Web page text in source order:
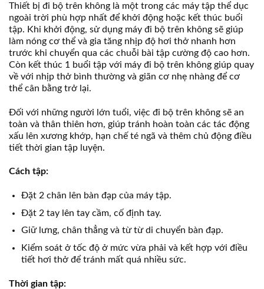
Thiết bị đi bộ trên không là một trong các máy tập thể dục
ngoài trời phù hợp nhất để khởi động hoặc kết thúc buổi
tập. Khi khởi động, sử dụng máy đi bộ trên không sẽ giúp
làm nóng cơ thể và gia tăng nhịp độ hơi thở nhanh hơn
trước khi chuyển qua các chuỗi bài tập cường độ cao hơn.
Còn kết thúc 1 buổi tập với máy đi bộ trên không giúp quay
về với nhịp thở bình thường và giãn cơ nhẹ nhàng để cơ
thể cân bằng trở lại.
Đối với những người lớn tuổi, việc đi bộ trên không sẽ an
toàn và thân thiên hơn, giúp tránh hoàn toàn các tác động
xấu lên xương khớp, hạn chế té ngã và thêm chủ động điều
tiết thời gian tập luyện.
Cách tập:
Đặt 2 chân lên bàn đạp của máy tập.
Đặt 2 tay lên tay cầm, cố định tay.
Giữ lưng, chân thẳng và từ từ di chuyển bàn đạp.
Kiểm soát ở tốc độ ở mức vừa phải và kết hợp với điều
tiết hơi thở để tránh mất quá nhiều sức.
Thời gian tập: